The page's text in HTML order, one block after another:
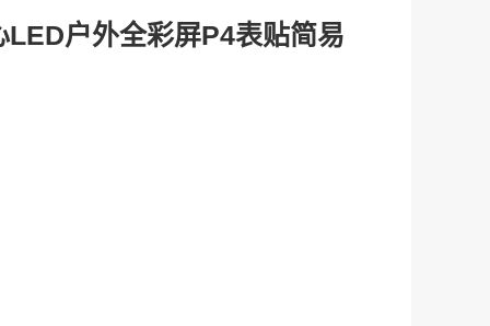
户外全彩屏P4表贴简易